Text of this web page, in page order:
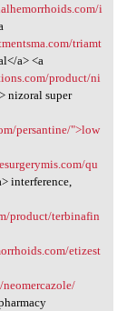
i
triamt
a> <a
product/ni
nizoral super
persantine/">low
qu
interference,
product/terbinafin
etizest